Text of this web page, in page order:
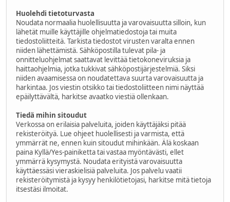
Huolehdi tietoturvasta
Noudata normaalia huolellisuutta ja varovaisuutta silloin, kun
lähetät muille käyttäjille ohjelmatiedostoja tai muita
tiedostoliitteitä. Tarkista tiedostot virusten varalta ennen
niiden lähettämistä. Sähköpostilla tulevat pila- ja
onnitteluohjelmat saattavat levittää tietokoneviruksia ja
haittaohjelmia, jotka tukkivat sähköpostijärjestelmiä. Siksi
niiden avaamisessa on noudatettava suurta varovaisuutta ja
harkintaa. Jos viestin otsikko tai tiedostoliitteen nimi näyttää
epäilyttävältä, harkitse avaatko viestiä ollenkaan.
Tiedä mihin sitoudut
Verkossa on erilaisia palveluita, joiden käyttäjäksi pitää
rekisteröityä. Lue ohjeet huolellisesti ja varmista, että
ymmärrät ne, ennen kuin sitoudut mihinkään. Älä koskaan
paina Kyllä/Yes-painiketta tai vastaa myöntävästi, ellet
ymmärrä kysymystä. Noudata erityistä varovaisuutta
käyttäessäsi vieraskielisiä palveluita. Jos palvelu vaatii
rekisteröitymistä ja kysyy henkilötietojasi, harkitse mitä tietoja
itsestäsi ilmoitat.